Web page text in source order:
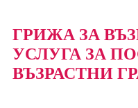
ГРИЖА ЗА
УСЛУГА ЗА
ВЪЗРАСТНИ